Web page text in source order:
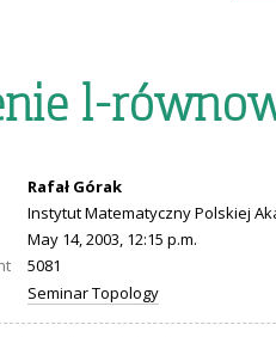
l-
Rafał Górak
Instytut Matematyczny Polskiej
May 14, 2003, 12:15 p.m.
5081
Seminar Topology